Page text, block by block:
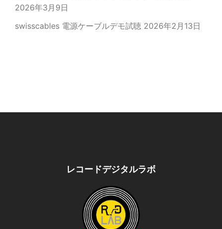
2026年3月9日
swisscables 電源ケーブルデモ試聴 2026年2月13日
レコードデジタルラボ